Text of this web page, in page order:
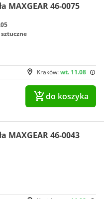
MAXGEAR 46-0075
Kraków:wt. 11.08
do koszyka
MAXGEAR 46-0043